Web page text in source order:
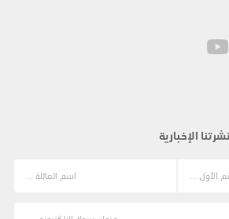
الإخبارية